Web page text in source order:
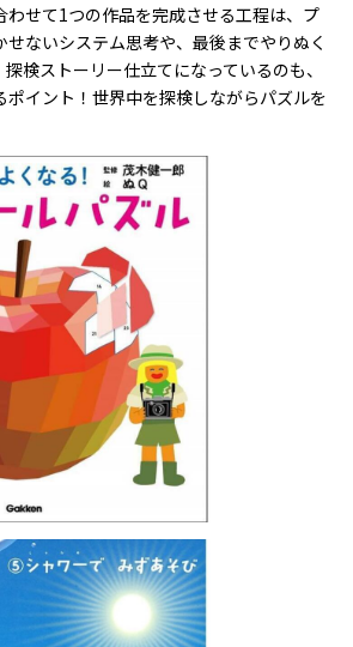
わせて1つの作品を完成させる工程は、プ
ないシステム思考や、最後までやりぬく
検ストーリー仕立てになっているのも、
ポイント！世界中を探検しながらパズルを